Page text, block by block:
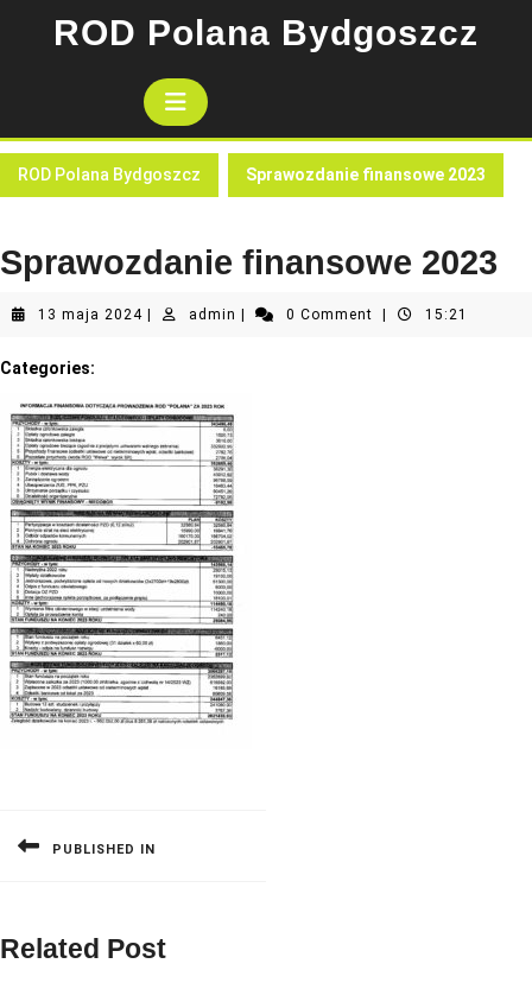
ROD Polana Bydgoszcz
Open
Button
ROD Polana Bydgoszcz Sprawozdanie finansowe 2023
Sprawozdanie finansowe 2023
13 maja 202413
admin admin 0 Comment 15:21
Categories:
PUBLISHED IN
Related Post